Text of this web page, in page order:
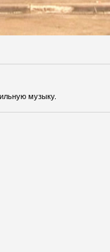
музыку.